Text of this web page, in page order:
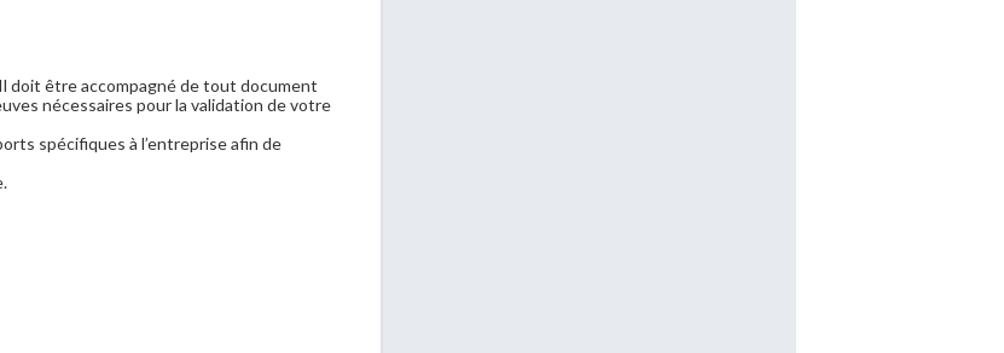
doit être accompagné de tout document
nécessaires pour la validation de votre
spécifiques à l’entreprise afin de